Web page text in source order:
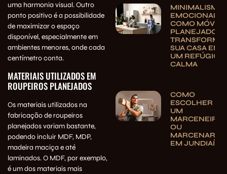
uma harmonia visual. Outro
ponto positivo é a possibilidade
de maximizar o espaço
disponível, especialmente em
ambientes menores, onde cada
centímetro conta.
MATERIAIS UTILIZADOS EM
ROUPEIROS PLANEJADOS
Os materiais utilizados na
fabricação de roupeiros
planejados variam bastante,
podendo incluir MDF, MDP,
madeira maciça e até
laminados. O MDF, por exemplo,
é um dos materiais mais
MINIMALISMO
EMOCIONAL:
COMO MÓVEIS
PLANEJADOS
SUA CASA EM
UM REFÚGIO
CALMA
COMO
ESCOLHER
UM
MARCENEIRO
OU
MARCENARIA
EM JUNDIAÍ